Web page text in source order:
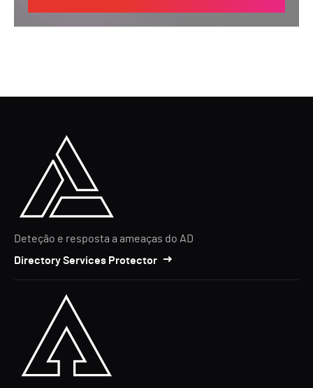
Deteção e resposta a ameaças do AD
Directory Services Protector